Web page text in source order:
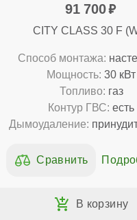
91 700
CITY CLASS 30 F
Способ монтажа:
Мощность: 30 кВт
Топливо: газ
Контур ГВС: есть
Дымоудаление: